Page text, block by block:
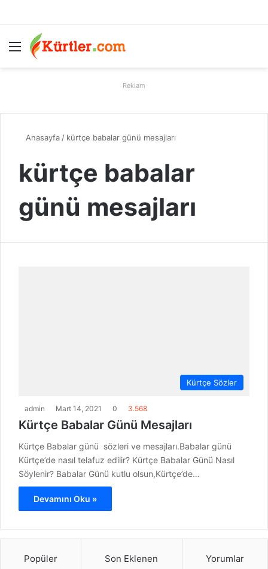
Menü
Reklam
Anasayfa / kürtçe babalar günü mesajları
kürtçe babalar
günü mesajları
Kürtçe Sözler
admin Mart 14, 2021 0 3.568
Kürtçe Babalar Günü Mesajları
Kürtçe Babalar günü sözleri ve mesajları.Babalar günü
Kürtçe’de nasıl telafuz edilir? Kürtçe Babalar Günü Nasıl
Söylenir? Babalar Günü kutlu olsun,Kürtçe’de…
Devamını Oku »
Popüler Son Eklenen Yorumlar